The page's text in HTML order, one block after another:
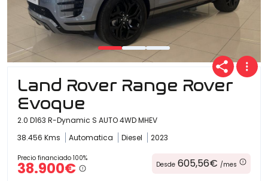
Land Rover Range Rover
Evoque
2.0 D163 R-Dynamic S AUTO 4WD MHEV
38.456 Kms
Automatica Diesel 2023
Precio financiado 100%
38.900€ Desde 605,56€ /mes